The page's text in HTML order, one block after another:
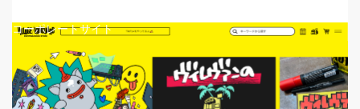
コーポレートサイト